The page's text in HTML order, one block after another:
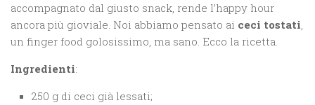
accompagnato dal giusto snack, rende l’happy hour
ancora più gioviale. Noi abbiamo pensato ai ceci tostati,
un finger food golosissimo, ma sano. Ecco la ricetta.
Ingredienti:
250 g di ceci già lessati;